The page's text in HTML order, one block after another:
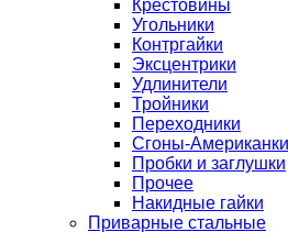
Крестовины
Угольники
Контргайки
Эксцентрики
Удлинители
Тройники
Переходники
Сгоны-Американки
Пробки и заглушки
Прочее
Накидные гайки
Приварные стальные